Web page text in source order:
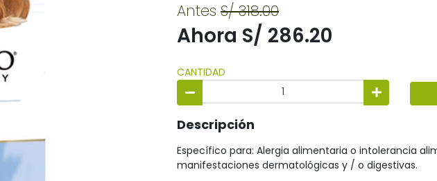
Antes S/ 318.00
Ahora S/ 286.20
CANTIDAD
Descripción
Específico para: Alergia alimentaria o intolerancia
manifestaciones dermatológicas y / o digestivas.